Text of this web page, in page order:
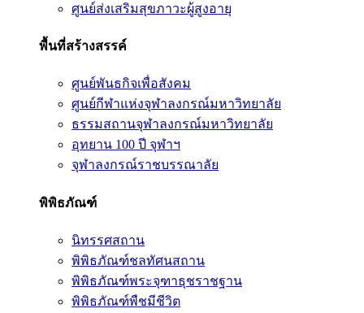
ศูนย์ส่งเสริมสุขภาวะผู้สูงอายุ
พื้นที่สร้างสรรค์
ศูนย์พันธกิจเพื่อสังคม
ศูนย์กีฬาแห่งจุฬาลงกรณ์มหาวิทยาลัย
ธรรมสถานจุฬาลงกรณ์มหาวิทยาลัย
อุทยาน 100 ปี จุฬาฯ
จุฬาลงกรณ์ราชบรรณาลัย
พิพิธภัณฑ์
นิทรรศสถาน
พิพิธภัณฑ์ชลทัศนสถาน
พิพิธภัณฑ์พระจุฑาธุชราชฐาน
พิพิธภัณฑ์พืชมีชีวิต